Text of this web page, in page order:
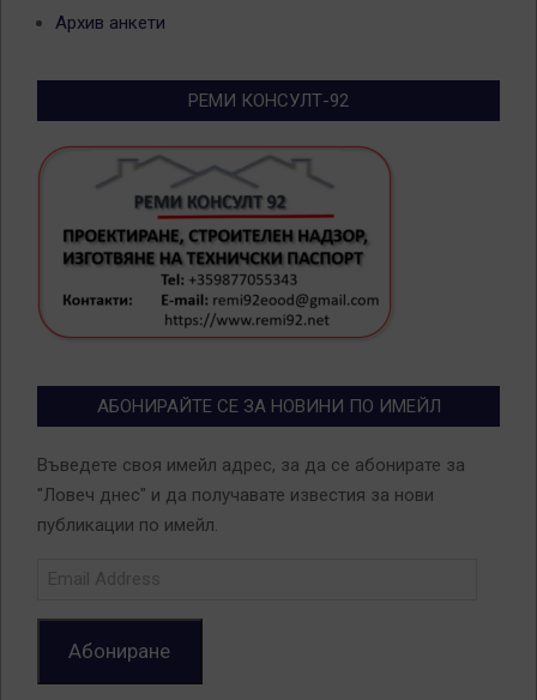
Архив анкети
РЕМИ КОНСУЛТ-92
АБОНИРАЙТЕ СЕ ЗА НОВИНИ ПО ИМЕЙЛ
Въведете своя имейл адрес, за да се абонирате за
"Ловеч днес" и да получавате известия за нови
публикации по имейл.
Абониране